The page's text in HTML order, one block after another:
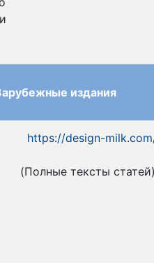
издания
https://design-
(Полные тексты